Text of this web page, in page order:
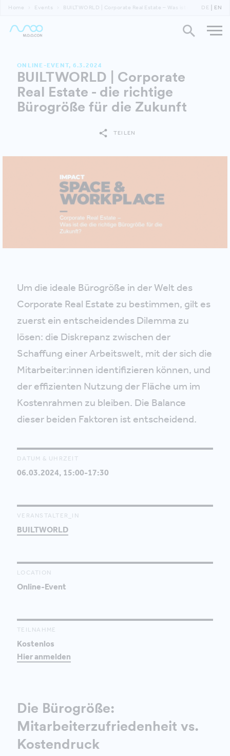
Home Events BUILTWORLD | Corporate Real Estate – Was ist die richtige
DE EN
ONLINE-EVENT, 6.3.2024
BUILTWORLD | Corporate
Real Estate - die richtige
Bürogröße für die Zukunft
TEILEN
Um die ideale Bürogröße in der Welt des
Corporate Real Estate zu bestimmen, gilt es
zuerst ein entscheidendes Dilemma zu
lösen: die Diskrepanz zwischen der
Schaffung einer Arbeitswelt, mit der sich die
Mitarbeiter:innen identifizieren können, und
der effizienten Nutzung der Fläche um im
Kostenrahmen zu bleiben. Die Balance
dieser beiden Faktoren ist entscheidend.
DATUM & UHRZEIT
06.03.2024, 15:00-17:30
VERANSTALTER_IN
BUILTWORLD
LOCATION
Online-Event
TEILNAHME
Kostenlos
Hier anmelden
Die Bürogröße:
Mitarbeiterzufriedenheit vs.
Kostendruck